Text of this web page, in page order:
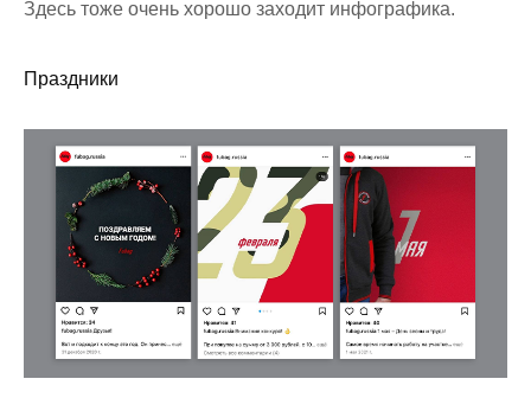
Здесь тоже очень хорошо заходит инфографика.
Праздники